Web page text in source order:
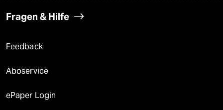
Fragen & Hilfe
Feedback
Aboservice
ePaper Login